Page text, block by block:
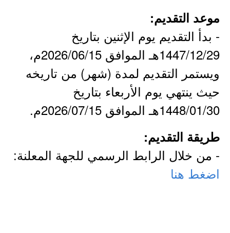
موعد التقديم:
- بدأ التقديم يوم الإثنين بتاريخ
1447/12/29هـ الموافق 2026/06/15م،
ويستمر التقديم لمدة (شهر) من تاريخه
حيث ينتهي يوم الأربعاء بتاريخ
1448/01/30هـ الموافق 2026/07/15م.
طريقة التقديم:
- من خلال الرابط الرسمي للجهة المعلنة:
اضغط هنا